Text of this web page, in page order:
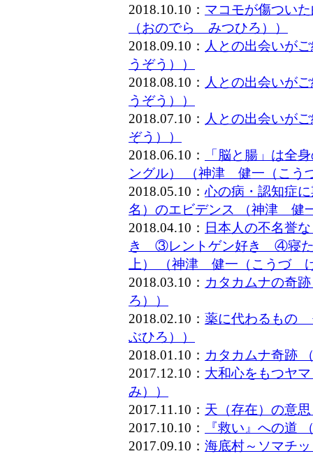
2018.10.10： マコモが傷つい
（おのでら みつひろ））
2018.09.10： 人との出会いが
うぞう））
2018.08.10： 人との出会いが
うぞう））
2018.07.10： 人との出会いが
ぞう））
2018.06.10：
「脳と腸」は全
ングル） （神津 健一（こう
2018.05.10：心の病・認知症
名）のエビデンス （神津 健
2018.04.10： 日本人の不名
き ③レントゲン好き ④寝た
上） （神津 健一（こうづ
2018.03.10： カタカムナの奇
ろ））
2018.02.10： 薬に代わるもの
ぶひろ））
2018.01.10： カタカムナ奇跡
2017.12.10： 大和心をもつヤ
み））
2017.11.10： 天（存在）の意
2017.10.10：
『救い』への
2017.09.10： 海底村～ソマチ